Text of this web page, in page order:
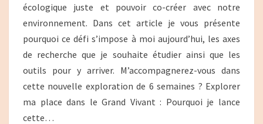
écologique juste et pouvoir co-créer avec notre
environnement. Dans cet article je vous présente
pourquoi ce défi s’impose à moi aujourd’hui, les axes
de recherche que je souhaite étudier ainsi que les
outils pour y arriver. M’accompagnerez-vous dans
cette nouvelle exploration de 6 semaines ? Explorer
ma place dans le Grand Vivant : Pourquoi je lance
cette…